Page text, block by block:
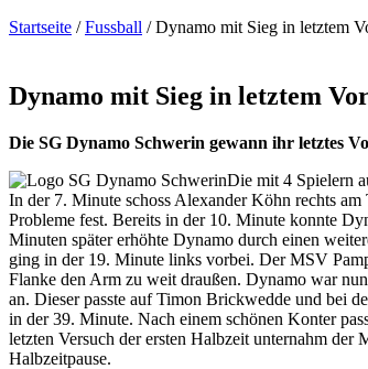
Startseite / Fussball / Dynamo mit Sieg in letztem
Dynamo mit Sieg in letztem
Die SG Dynamo Schwerin gewann ihr letztes
Die mit 4 Spielern
In der 7. Minute schoss Alexander Köhn rechts
Probleme fest. Bereits in der 10. Minute konnte
Minuten später erhöhte Dynamo durch einen
ging in der 19. Minute links vorbei. Der MSV
Flanke den Arm zu weit draußen. Dynamo war
an. Dieser passte auf Timon Brickwedde und bei
in der 39. Minute. Nach einem schönen Konter
letzten Versuch der ersten Halbzeit unternahm
Halbzeitpause.